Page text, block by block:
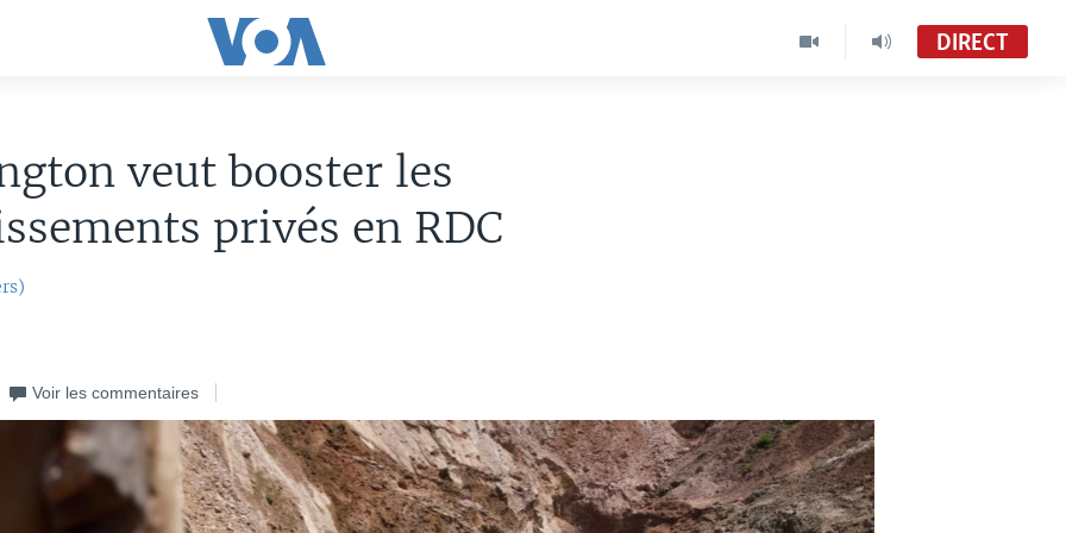
DIRECT
veut booster les
privés en RDC
Voir les commentaires